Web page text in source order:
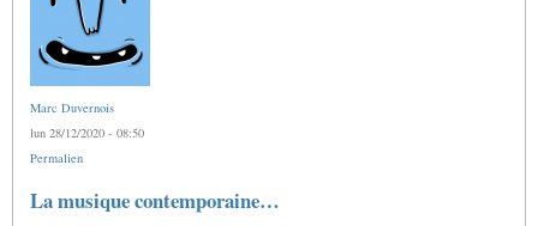
Marc Duvernois
lun 28/12/2020 - 08:50
Permalien
En
réponse
La musique contemporaine…